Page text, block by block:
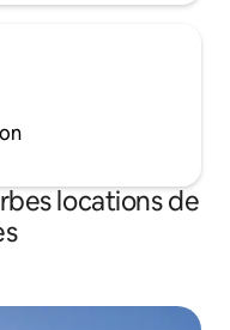
locations de